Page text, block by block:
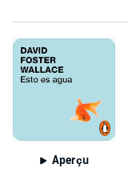
Aperçu